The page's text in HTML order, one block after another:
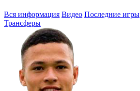
Вся информация Видео Последние игры
Трансферы